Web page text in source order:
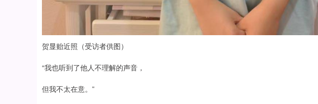
贺显贻近照（受访者供图）
“我也听到了他人不理解的声音，
但我不太在意。”